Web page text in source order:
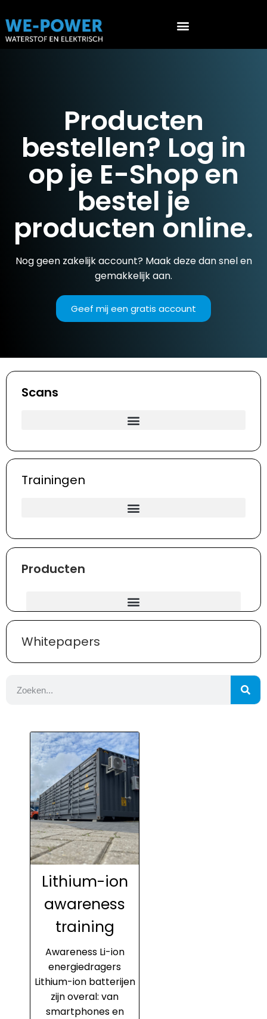
Producten
bestellen? Log in
op je E-Shop en
bestel je
producten online.
Nog geen zakelijk account? Maak deze dan snel en
gemakkelijk aan.
Geef mij een gratis account
Scans
Trainingen
Producten
Whitepapers
Lithium-ion
awareness
training
Awareness Li-ion
energiedragers
Lithium-ion batterijen
zijn overal: van
smartphones en